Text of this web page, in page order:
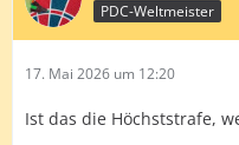
PDC-Weltmeister
17. Mai 2026 um 12:20
Ist das die Höchststrafe,